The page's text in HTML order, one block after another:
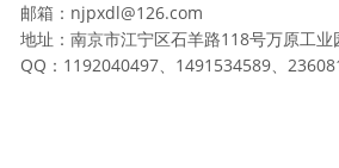
邮箱：njpxdl@126.com
地址：南京市江宁区石羊路118号万原工业
QQ：1192040497、1491534589、